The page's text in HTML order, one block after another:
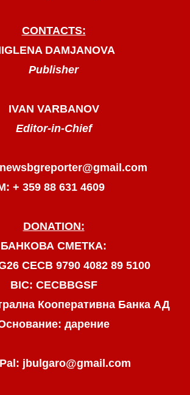
CONTACTS:
DAMJANOVA
Publisher
IVAN VARBANOV
Editor-in-Chief
+ 359 88 631 4609
DONATION:
БАНКОВА СМЕТКА:
CECB 9790 4082 89 5100
BIC: CECBBGSF
Кооперативна Банка АД
дарение
jbulgaro@gmail.com